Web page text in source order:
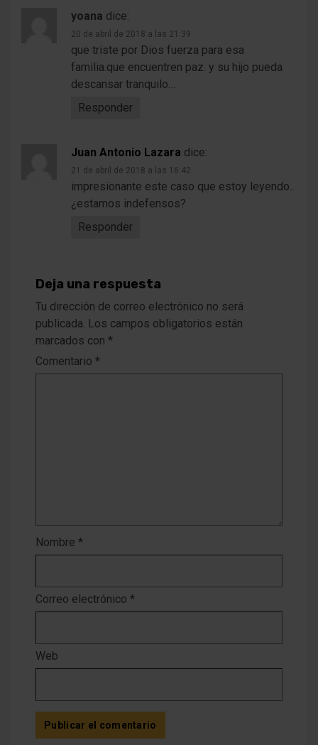
yoana dice:
20 de abril de 2018 a las 21:39
que triste por Dios fuerza para esa
familia.que encuentren paz. y su hijo pueda
descansar tranquilo…
Responder
Juan Antonio Lazara dice:
21 de abril de 2018 a las 16:42
impresionante este caso que estoy leyendo..
¿estamos indefensos?
Responder
Deja una respuesta
Tu dirección de correo electrónico no será
publicada. Los campos obligatorios están
marcados con *
Comentario *
Nombre *
Correo electrónico *
Web